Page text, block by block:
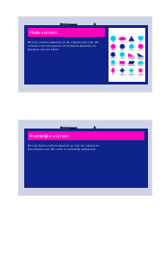
Platte vormen
​Dit zijn vormen waarvan je de zijkant niet ziet. De
vormen zijn met passer of liniaal te tekenen en
bestaan uit een kleur.
Ruimtelijke vormen
Dit zijn basisvormen waarvan je ook de zijkant en
bovenkant ziet. De vorm is ruimtelijk getekend.